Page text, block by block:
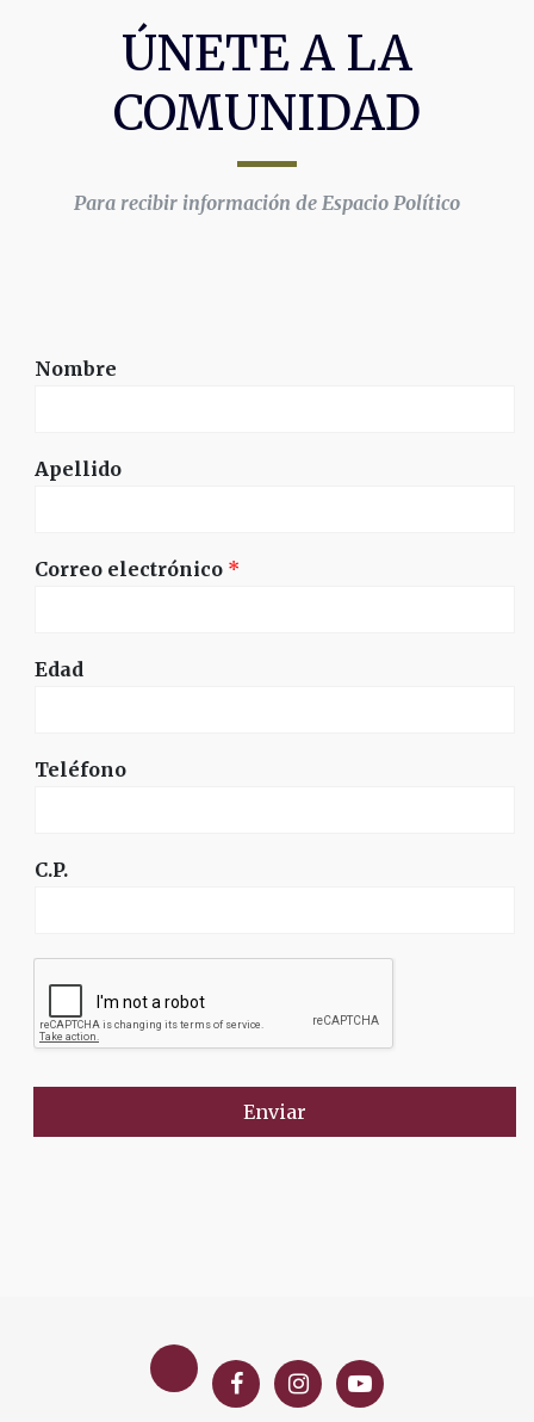
ÚNETE A LA
COMUNIDAD
Para recibir información de Espacio Político
Nombre
Apellido
Correo electrónico *
Edad
Teléfono
C.P.
Enviar